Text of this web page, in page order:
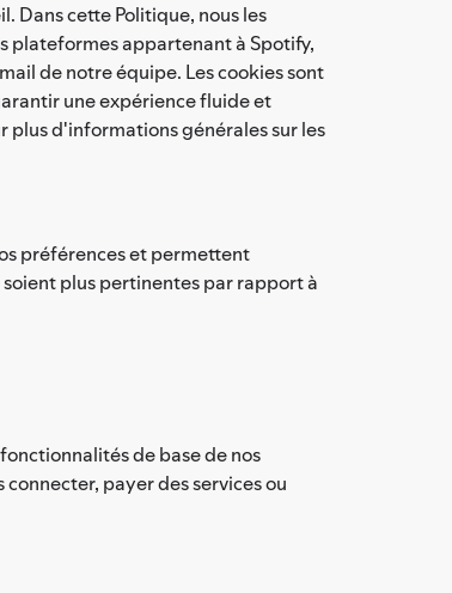
Dans cette Politique, nous les
plateformes appartenant à Spotify,
de notre équipe. Les cookies sont
une expérience fluide et
plus d'informations générales sur les
préférences et permettent
plus pertinentes par rapport à
de base de nos
payer des services ou